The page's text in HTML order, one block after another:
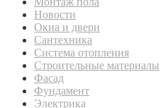
Новости
Окна и двери
Сантехника
Система отопления
Строительные материалы
Фасад
Фундамент
Электрика